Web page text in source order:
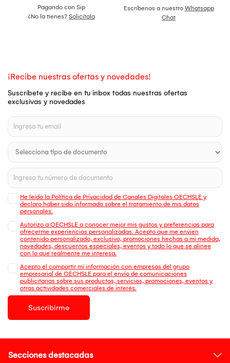
Pagando con Sip
¿No la tienes? Solicítala
Escríbenos a nuestro Whatsapp
Chat
¡Recibe nuestras ofertas y novedades!
Suscríbete y recibe en tu inbox todas nuestras ofertas
exclusivas y novedades
He leído la Política de Privacidad de Canales Digitales OECHSLE y
declaro haber sido informado sobre el tratamiento de mis datos
personales.
Autorizo a OECHSLE a conocer mejor mis gustos y preferencias para
ofrecerme experiencias personalizadas. Acepto que me envien
contenido personalizado, exclusivo, promociones hechas a mi medida,
novedades, descuentos especiales, eventos y todo lo que se alinee
con lo que realmente me interesa.
Acepto el compartir mi información con empresas del grupo
empresarial de OECHSLE para el envío de comunicaciones
publicitarias sobre sus productos, servicios, promociones, eventos y
otras actividades comerciales de interés.
Suscribirme
Secciones destacadas